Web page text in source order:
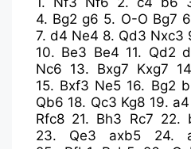
4. Bg2 g6 5. O-O Bg7
7. d4 Ne4 8. Qd3 Nxc3
10. Be3 Be4 11. Qd2
Nc6 13. Bxg7 Kxg7
15. Bxf3 Ne5 16. Bg2
Qb6 18. Qc3 Kg8 19. a4
Rfc8 21. Bh3 Rc7 22.
23. Qe3 axb5 24.